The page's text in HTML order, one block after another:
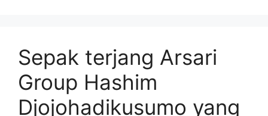
Sepak terjang Arsari
Group Hashim
Djojohadikusumo yang